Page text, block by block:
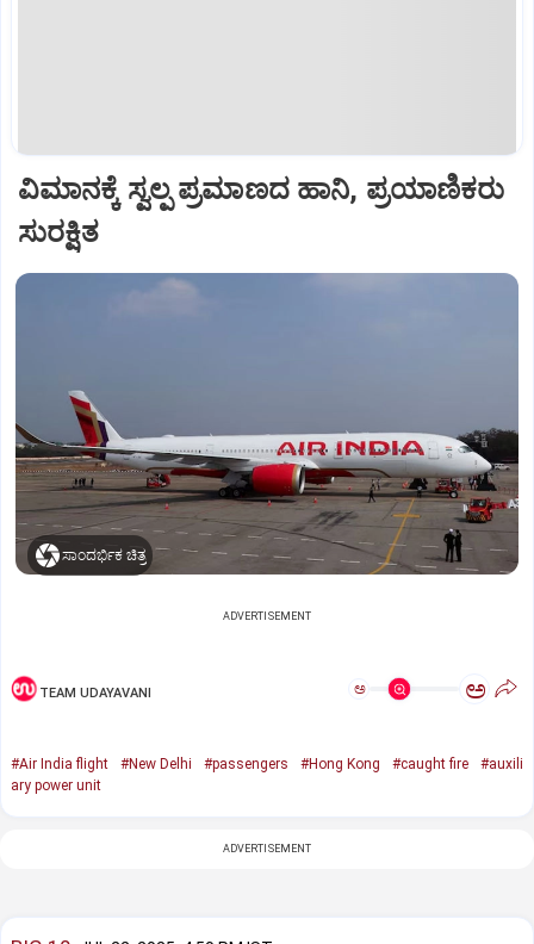
ವಿಮಾನಕ್ಕೆ ಸ್ವಲ್ಪ ಪ್ರಮಾಣದ ಹಾನಿ, ಪ್ರಯಾಣಿಕರು
ಸುರಕ್ಷಿತ
ಸಾಂದರ್ಭಿಕ ಚಿತ್ರ
ADVERTISEMENT
TEAM UDAYAVANI ಅ ಅ
#Air India flight #New Delhi #passengers #Hong Kong #caught fire
#auxili
ary power unit
ADVERTISEMENT